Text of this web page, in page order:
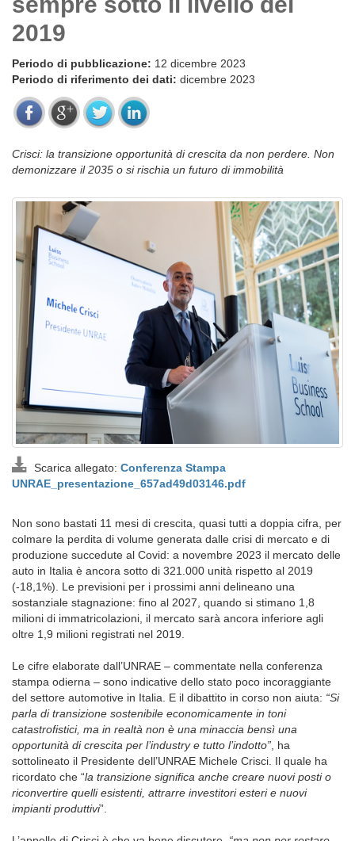
2019
Periodo di pubblicazione: 12 dicembre 2023
Periodo di riferimento dei dati: dicembre 2023
Crisci: la transizione opportunità di crescita da non perdere. Non
demonizzare il 2035 o si rischia un futuro di immobilità
Scarica allegato: Conferenza Stampa
UNRAE_presentazione_657ad49d03146.pdf
Non sono bastati 11 mesi di crescita, quasi tutti a doppia cifra, per
colmare la perdita di volume generata dalle crisi di mercato e di
produzione succedute al Covid: a novembre 2023 il mercato delle
auto in Italia è ancora sotto di 321.000 unità rispetto al 2019
(-18,1%). Le previsioni per i prossimi anni delineano una
sostanziale stagnazione: fino al 2027, quando si stimano 1,8
milioni di immatricolazioni, il mercato sarà ancora inferiore agli
oltre 1,9 milioni registrati nel 2019.
Le cifre elaborate dall’UNRAE – commentate nella conferenza
stampa odierna – sono indicative dello stato poco incoraggiante
del settore automotive in Italia. E il dibattito in corso non aiuta: “Si
parla di transizione sostenibile economicamente in toni
catastrofistici, ma in realtà non è una minaccia bensì una
opportunità di crescita per l’industry e tutto l’indotto” , ha
sottolineato il Presidente dell’UNRAE Michele Crisci. Il quale ha
ricordato che “la transizione significa anche creare nuovi posti o
riconvertire quelli esistenti, attrarre investitori esteri e nuovi
impianti produttivi”.